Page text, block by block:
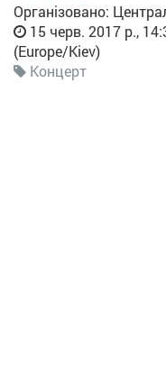
Організовано:
15 черв. 2017 р.,
(Europe/Kiev)
Концерт